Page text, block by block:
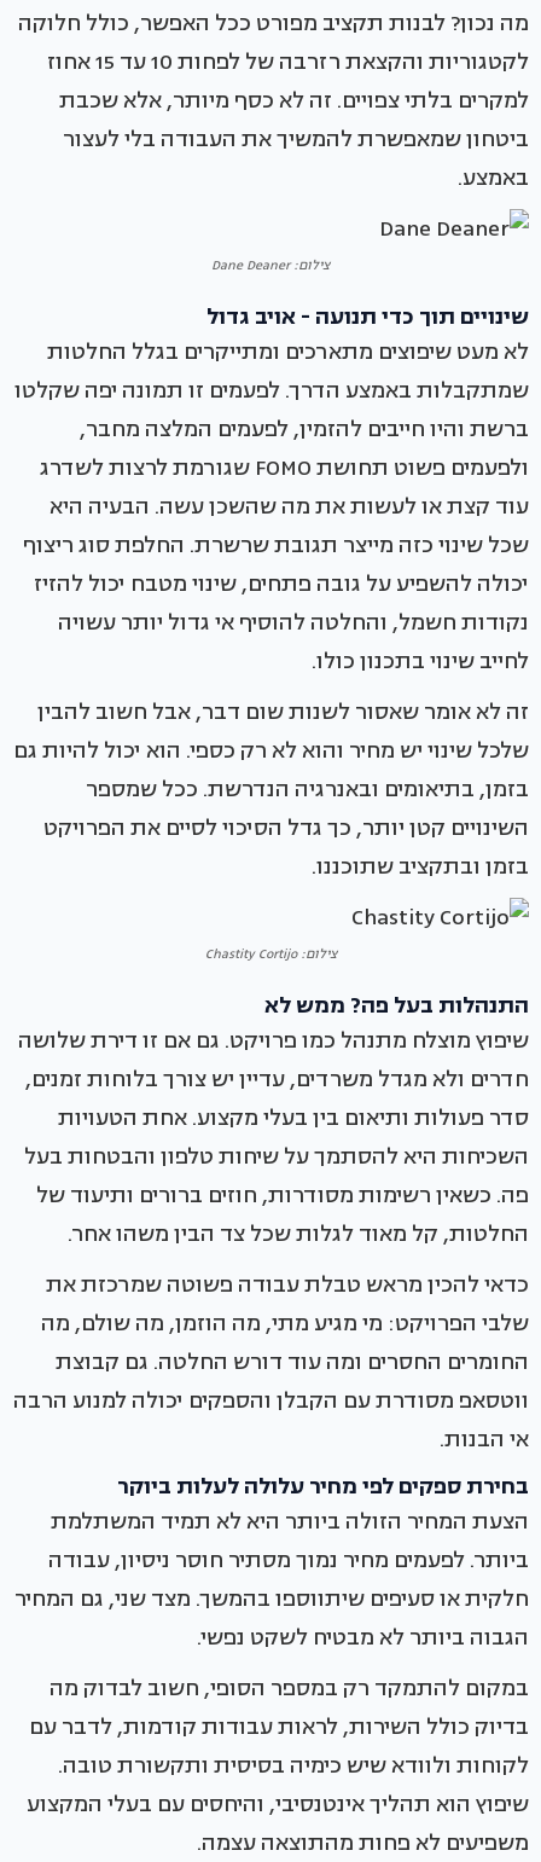
מה נכון? לבנות תקציב מפורט ככל האפשר, כולל חלוקה
לקטגוריות והקצאת רזרבה של לפחות 10 עד 15 אחוז
למקרים בלתי צפויים. זה לא כסף מיותר, אלא שכבת
ביטחון שמאפשרת להמשיך את העבודה בלי לעצור
באמצע.
צילום: Dane Deaner
שינויים תוך כדי תנועה - אויב גדול
לא מעט שיפוצים מתארכים ומתייקרים בגלל החלטות
שמתקבלות באמצע הדרך. לפעמים זו תמונה יפה שקלטו
ברשת והיו חייבים להזמין, לפעמים המלצה מחבר,
ולפעמים פשוט תחושת FOMO שגורמת לרצות לשדרג
עוד קצת או לעשות את מה שהשכן עשה. הבעיה היא
שכל שינוי כזה מייצר תגובת שרשרת. החלפת סוג ריצוף
יכולה להשפיע על גובה פתחים, שינוי מטבח יכול להזיז
נקודות חשמל, והחלטה להוסיף אי גדול יותר עשויה
לחייב שינוי בתכנון כולו.
זה לא אומר שאסור לשנות שום דבר, אבל חשוב להבין
שלכל שינוי יש מחיר והוא לא רק כספי. הוא יכול להיות גם
בזמן, בתיאומים ובאנרגיה הנדרשת. ככל שמספר
השינויים קטן יותר, כך גדל הסיכוי לסיים את הפרויקט
בזמן ובתקציב שתוכננו.
צילום: Chastity Cortijo
התנהלות בעל פה? ממש לא
שיפוץ מוצלח מתנהל כמו פרויקט. גם אם זו דירת שלושה
חדרים ולא מגדל משרדים, עדיין יש צורך בלוחות זמנים,
סדר פעולות ותיאום בין בעלי מקצוע. אחת הטעויות
השכיחות היא להסתמך על שיחות טלפון והבטחות בעל
פה. כשאין רשימות מסודרות, חוזים ברורים ותיעוד של
החלטות, קל מאוד לגלות שכל צד הבין משהו אחר.
כדאי להכין מראש טבלת עבודה פשוטה שמרכזת את
שלבי הפרויקט: מי מגיע מתי, מה הוזמן, מה שולם, מה
החומרים החסרים ומה עוד דורש החלטה. גם קבוצת
ווטסאפ מסודרת עם הקבלן והספקים יכולה למנוע הרבה
אי הבנות.
בחירת ספקים לפי מחיר עלולה לעלות ביוקר
הצעת המחיר הזולה ביותר היא לא תמיד המשתלמת
ביותר. לפעמים מחיר נמוך מסתיר חוסר ניסיון, עבודה
חלקית או סעיפים שיתווספו בהמשך. מצד שני, גם המחיר
הגבוה ביותר לא מבטיח לשקט נפשי.
במקום להתמקד רק במספר הסופי, חשוב לבדוק מה
בדיוק כולל השירות, לראות עבודות קודמות, לדבר עם
לקוחות ולוודא שיש כימיה בסיסית ותקשורת טובה.
שיפוץ הוא תהליך אינטנסיבי, והיחסים עם בעלי המקצוע
משפיעים לא פחות מהתוצאה עצמה.